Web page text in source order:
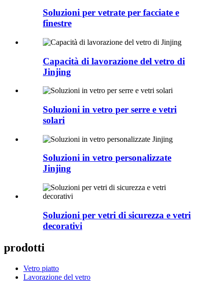
Soluzioni per vetrate per facciate e
finestre
Capacità di lavorazione del vetro di
Jinjing
Soluzioni in vetro per serre e vetri
solari
Soluzioni in vetro personalizzate
Jinjing
Soluzioni per vetri di sicurezza e vetri
decorativi
prodotti
Vetro piatto
Lavorazione del vetro